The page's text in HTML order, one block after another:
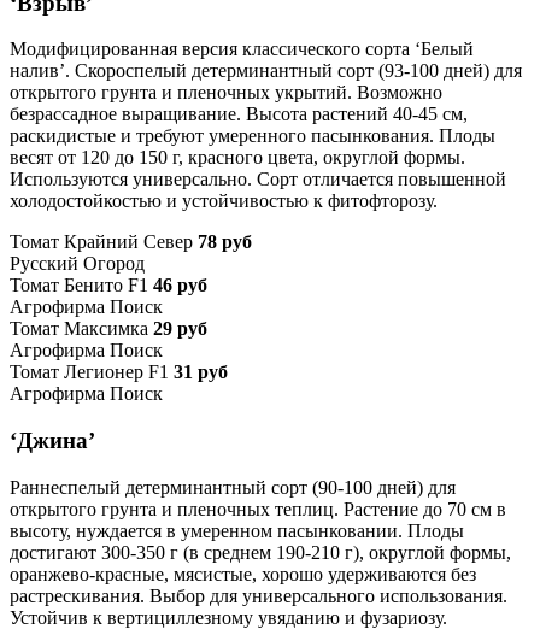
Модифицированная версия классического сорта ‘Белый
налив’. Скороспелый детерминантный сорт (93-100 дней) для
открытого грунта и пленочных укрытий. Возможно
безрассадное выращивание. Высота растений 40-45 см,
раскидистые и требуют умеренного пасынкования. Плоды
весят от 120 до 150 г, красного цвета, округлой формы.
Используются универсально. Сорт отличается повышенной
холодостойкостью и устойчивостью к фитофторозу.
Томат Крайний Север 78 руб
Русский Огород
Томат Бенито F1 46 руб
Агрофирма Поиск
Томат Максимка 29 руб
Агрофирма Поиск
Томат Легионер F1 31 руб
Агрофирма Поиск
‘Джина’
Раннеспелый детерминантный сорт (90-100 дней) для
открытого грунта и пленочных теплиц. Растение до 70 см в
высоту, нуждается в умеренном пасынковании. Плоды
достигают 300-350 г (в среднем 190-210 г), округлой формы,
оранжево-красные, мясистые, хорошо удерживаются без
растрескивания. Выбор для универсального использования.
Устойчив к вертициллезному увяданию и фузариозу.